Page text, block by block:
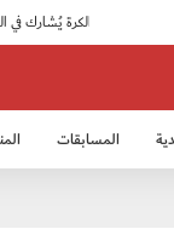
المسابقات